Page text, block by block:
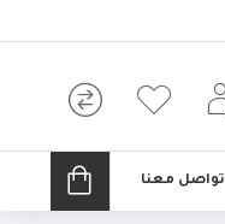
تواصل معنا